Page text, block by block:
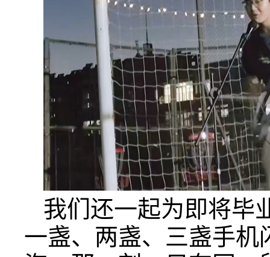
我们还一起为即将毕
一盏、两盏、三盏手机